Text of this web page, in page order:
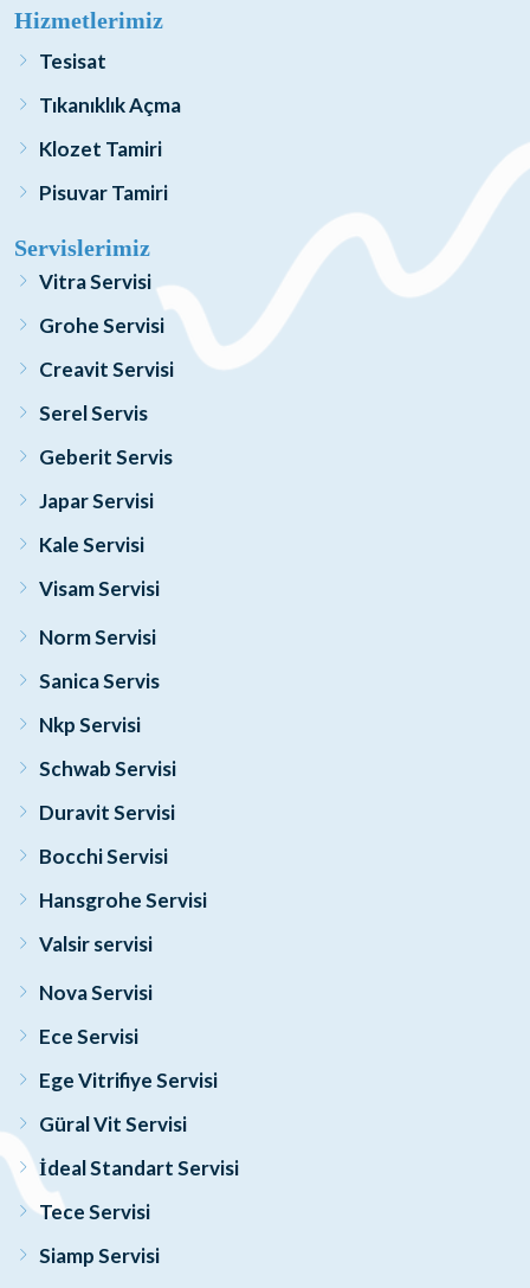
Hizmetlerimiz
Tesisat
Tıkanıklık Açma
Klozet Tamiri
Pisuvar Tamiri
Servislerimiz
Vitra Servisi
Grohe Servisi
Creavit Servisi
Serel Servis
Geberit Servis
Japar Servisi
Kale Servisi
Visam Servisi
Norm Servisi
Sanica Servis
Nkp Servisi
Schwab Servisi
Duravit Servisi
Bocchi Servisi
Hansgrohe Servisi
Valsir servisi
Nova Servisi
Ece Servisi
Ege Vitrifiye Servisi
Güral Vit Servisi
İdeal Standart Servisi
Tece Servisi
Siamp Servisi